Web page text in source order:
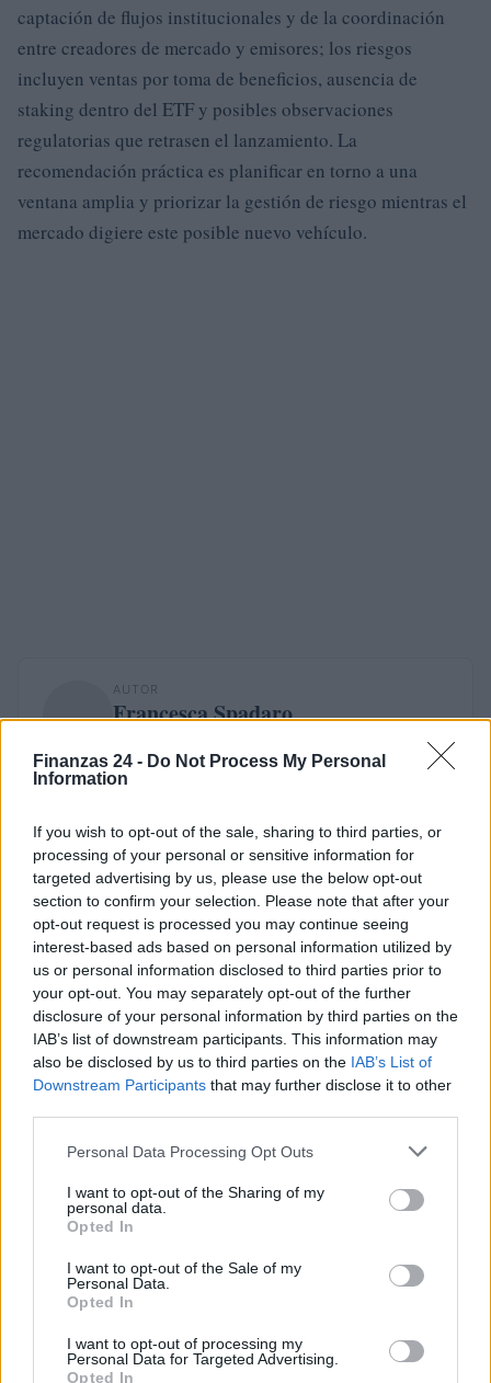
Finanzas 24 - Do Not Process My Personal
Information
If you wish to opt-out of the sale, sharing to third parties, or
processing of your personal or sensitive information for
targeted advertising by us, please use the below opt-out
section to confirm your selection. Please note that after your
opt-out request is processed you may continue seeing
interest-based ads based on personal information utilized by
us or personal information disclosed to third parties prior to
your opt-out. You may separately opt-out of the further
disclosure of your personal information by third parties on the
IAB’s list of downstream participants. This information may
also be disclosed by us to third parties on the IAB’s List of
Downstream Participants that may further disclose it to other
Please note that this website/app uses one or more Google
not limited to your visit or usage behaviour. You may click to
grant or deny consent to Google and its third-party tags to
use your data for below specified purposes in below Google
consent section.
Personal Data Processing Opt Outs
I want to opt-out of the Sharing of my
personal data.
Opted In
I want to opt-out of the Sale of my
Personal Data.
Opted In
I want to opt-out of processing my
Personal Data for Targeted Advertising.
Opted In
captación de flujos institucionales y de la coordinación
entre creadores de mercado y emisores; los riesgos
incluyen ventas por toma de beneficios, ausencia de
staking dentro del ETF y posibles observaciones
regulatorias que retrasen el lanzamiento. La
recomendación práctica es planificar en torno a una
ventana amplia y priorizar la gestión de riesgo mientras el
mercado digiere este posible nuevo vehículo.
AUTOR
Francesca Spadaro
Francesca Spadaro reconstruyó una cadena
de inversiones veronesa partiendo de los
balances depositados en la Cámara de
expedientes sobre pymes y mercados.
Licenciada en economía, colabora con
cámaras locales y realiza boletines
económicos territoriales.